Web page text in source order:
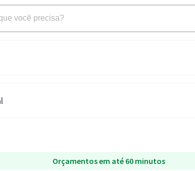
Orçamentos em até 60 minutos